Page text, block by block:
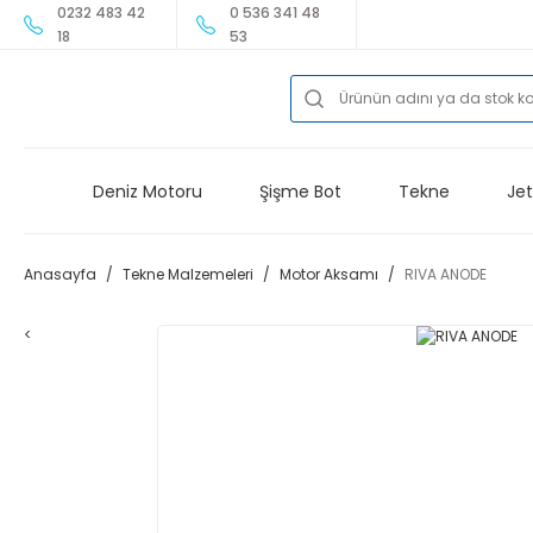
0232 483 42
18
0 536 341 48
53
Deniz Motoru Şişme Bot Tekne
Anasayfa Tekne Malzemeleri Motor Aksamı RIVA ANODE
<